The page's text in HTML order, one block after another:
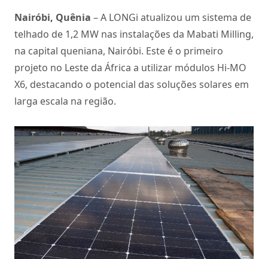
Nairóbi, Quênia – A LONGi atualizou um sistema de
telhado de 1,2 MW nas instalações da Mabati Milling,
na capital queniana, Nairóbi. Este é o primeiro
projeto no Leste da África a utilizar módulos Hi-MO
X6, destacando o potencial das soluções solares em
larga escala na região.